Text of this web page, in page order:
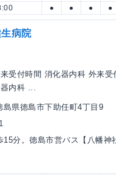
● ● ● ●
病院
受付時間 消化器内科 外来
内科 ...
島県徳島市下助任町4丁目9
15分。徳島市営バス【八幡神